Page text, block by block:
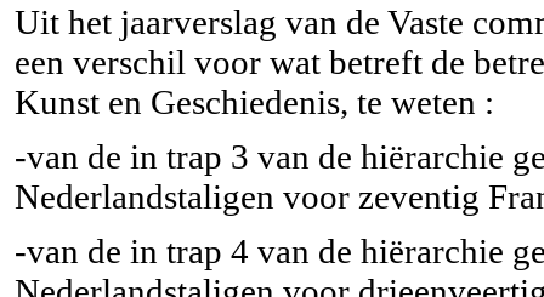
Uit het jaarverslag van de Vaste
een verschil voor wat betreft de
Kunst en Geschiedenis, te weten :
-van de in trap 3 van de hiërarchie
Nederlandstaligen voor zeventig
-van de in trap 4 van de hiërarchie